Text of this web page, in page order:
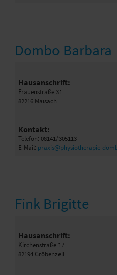
Dombo Barbara
Hausanschrift:
Frauenstraße 31
82216 Maisach
Kontakt:
Telefon: 08141/305113
E-Mail: praxis@physiotherapie-
Fink Brigitte
Hausanschrift:
Kirchenstraße 17
82194 Gröbenzell